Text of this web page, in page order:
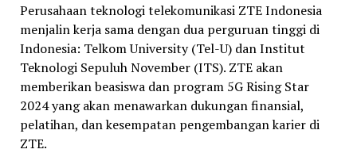
Perusahaan teknologi telekomunikasi ZTE Indonesia
menjalin kerja sama dengan dua perguruan tinggi di
Indonesia: Telkom University (Tel-U) dan Institut
Teknologi Sepuluh November (ITS). ZTE akan
memberikan beasiswa dan program 5G Rising Star
2024 yang akan menawarkan dukungan finansial,
pelatihan, dan kesempatan pengembangan karier di
ZTE.